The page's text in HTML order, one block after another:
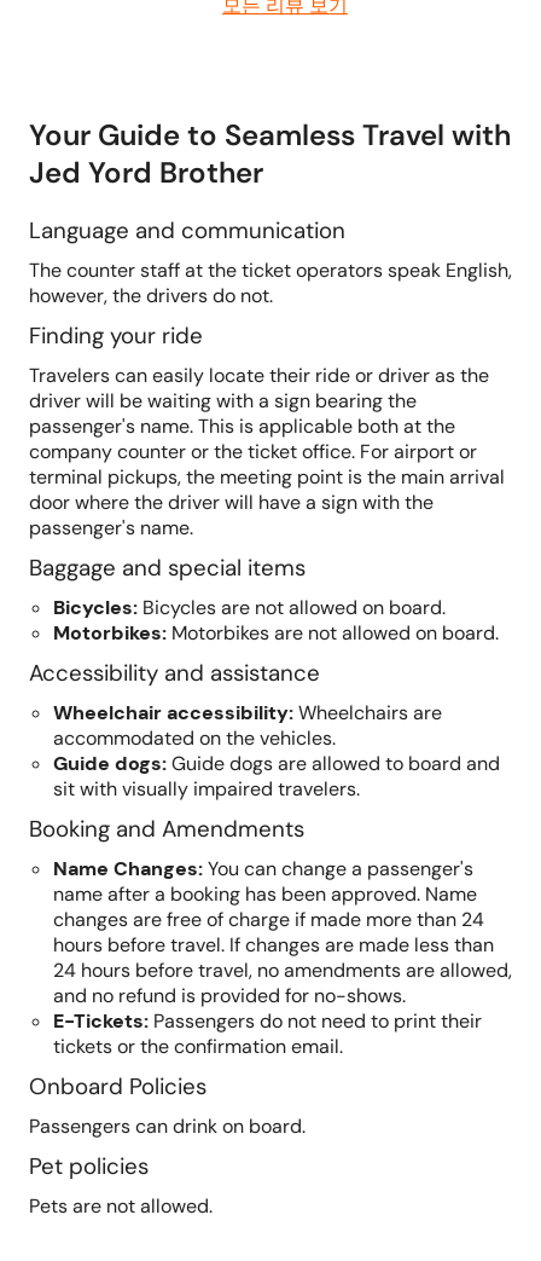
모든 리뷰 보기
Your Guide to Seamless Travel with
Jed Yord Brother
Language and communication
The counter staff at the ticket operators speak English,
however, the drivers do not.
Finding your ride
Travelers can easily locate their ride or driver as the
driver will be waiting with a sign bearing the
passenger's name. This is applicable both at the
company counter or the ticket office. For airport or
terminal pickups, the meeting point is the main arrival
door where the driver will have a sign with the
passenger's name.
Baggage and special items
Bicycles: Bicycles are not allowed on board.
Motorbikes: Motorbikes are not allowed on board.
Accessibility and assistance
Wheelchair accessibility:Wheelchairs are
accommodated on the vehicles.
Guide dogs:Guide dogs are allowed to board and
sit with visually impaired travelers.
Booking and Amendments
Name Changes:You can change a passenger's
name after a booking has been approved. Name
changes are free of charge if made more than 24
hours before travel. If changes are made less than
24 hours before travel, no amendments are allowed,
and no refund is provided for no-shows.
E-Tickets: Passengers do not need to print their
tickets or the confirmation email.
Onboard Policies
Passengers can drink on board.
Pet policies
Pets are not allowed.